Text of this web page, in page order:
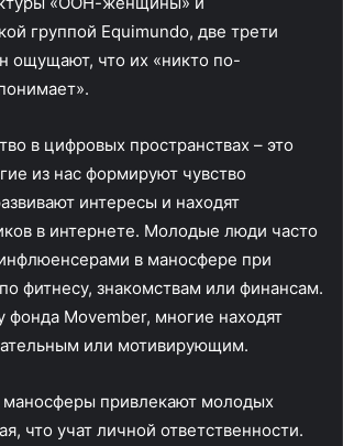
группой Equimundo, две трети
ощущают, что их «никто по-
в цифровых пространствах – это
из нас формируют чувство
интересы и находят
в интернете. Молодые люди часто
в маносфере при
фитнесу, знакомствам или финансам.
фонда Movember, многие находят
или мотивирующим.
привлекают молодых
что учат личной ответственности.